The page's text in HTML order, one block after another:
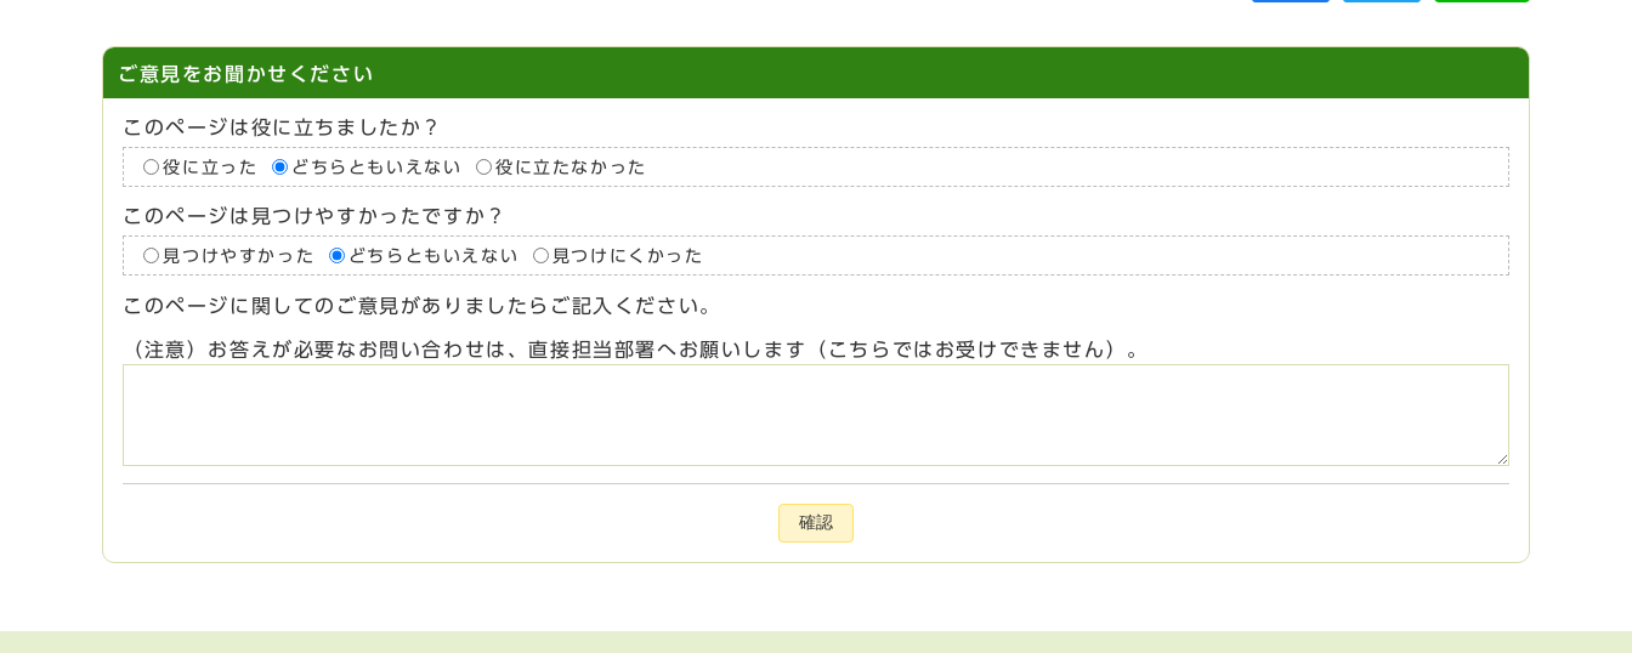
ご意見をお聞かせください
このページは役に立ちましたか？
役に立った どちらともいえない 役に立たなかった
このページは見つけやすかったですか？
見つけやすかった どちらともいえない 見つけにくかった
このページに関してのご意見がありましたらご記入ください。
（注意）お答えが必要なお問い合わせは、直接担当部署へお願いします（こちらではお受けできません）。
確認